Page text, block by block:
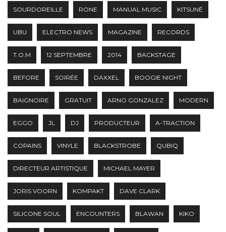
SOURDOREILLE RONE MANUAL MUSIC KITSUNÉ
UBU ELECTRO NEWS MAGAZINE RECORDS
T.O.M 12 SEPTEMBRE 2014 BACKSTAGE
BEFORE SOIRÉE DAXXEL BOOGIE NIGHT
BAIGNOIRE GRATUIT ARNO GONZALEZ MODERN
EGGO JL DJ PRODUCTEUR A-TRACTION
COPAINS VINYLE BLACKSTROBE QUBIQ
DIRECTEUR ARTISTIQUE MICHAEL MAYER
JORIS VOORN KOMPAKT DAVE CLARK
SILICONE SOUL ENCOUNTERS BLAWAN KIKO